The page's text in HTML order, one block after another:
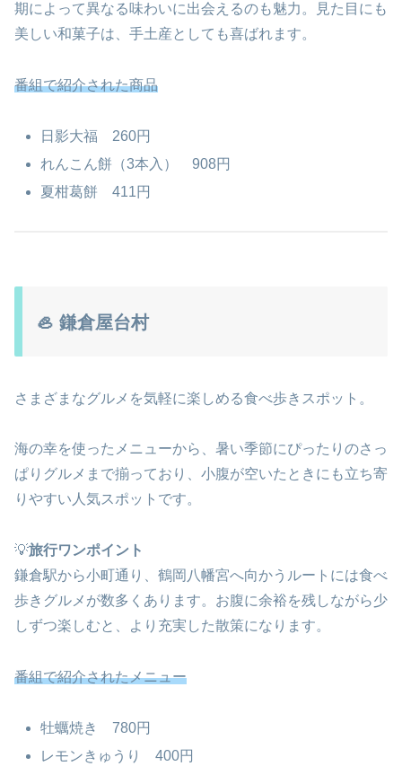
期によって異なる味わいに出会えるのも魅力。見た目にも
美しい和菓子は、手土産としても喜ばれます。
番組で紹介された商品
日影大福 260円
れんこん餅（3本入） 908円
夏柑葛餅 411円
🦪 鎌倉屋台村
さまざまなグルメを気軽に楽しめる食べ歩きスポット。
海の幸を使ったメニューから、暑い季節にぴったりのさっ
ぱりグルメまで揃っており、小腹が空いたときにも立ち寄
りやすい人気スポットです。
💡旅行ワンポイント
鎌倉駅から小町通り、鶴岡八幡宮へ向かうルートには食べ
歩きグルメが数多くあります。お腹に余裕を残しながら少
しずつ楽しむと、より充実した散策になります。
番組で紹介されたメニュー
牡蠣焼き 780円
レモンきゅうり 400円